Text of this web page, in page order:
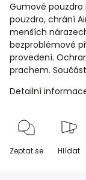
Gumové pouzdro
pouzdro, chrání
menších
bezproblémové
provedení.
prachem.
Detailní
Zeptat se Hlídat